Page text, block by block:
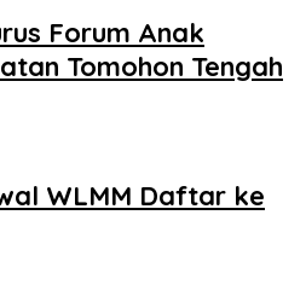
Forum Anak
Tomohon Tengah
WLMM Daftar ke